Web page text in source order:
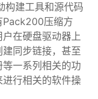
构建工具和源代码
Pack200压缩方
在硬盘驱动器上
同步链接，甚至
一系列相关的功
行相关的软件操